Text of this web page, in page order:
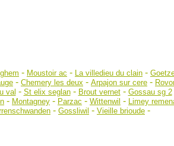
- Moustoir ac - La villedieu du clain -
- Chemery les deux - Arpajon sur cere -
val - St elix seglan- Brout vernet- Gossau sg 2
- Montagney - Parzac - Wittenwil - Limey
- Gossliwil - Vieille brioude -